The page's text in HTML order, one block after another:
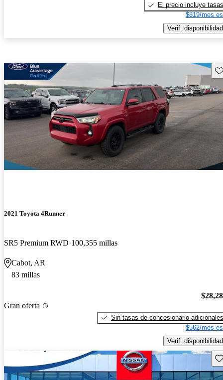
El precio incluye tasas
$819/mes
Verif. disponibilidad
2021 Toyota 4Runner
SR5 Premium RWD 100,355 millas
Cabot, AR
83 millas
Gran oferta
Sin tasas de concesionario adicionales
$562/mes
Verif. disponibilidad